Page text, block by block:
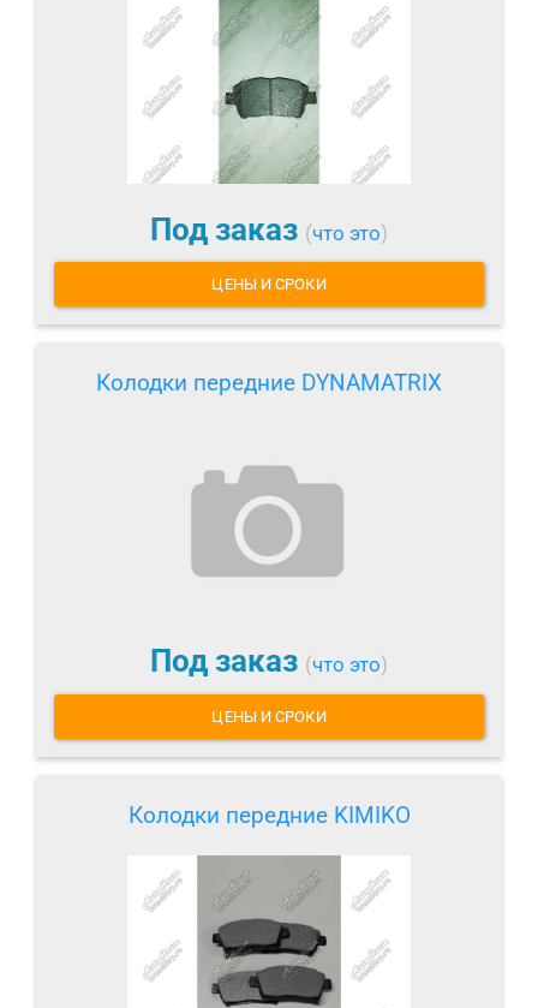
Под заказ (что это)
ЦЕНЫ И СРОКИ
Колодки передние DYNAMATRIX
Под заказ (что это)
ЦЕНЫ И СРОКИ
Колодки передние KIMIKO